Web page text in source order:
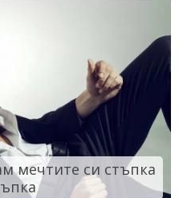
мечтите си стъпка